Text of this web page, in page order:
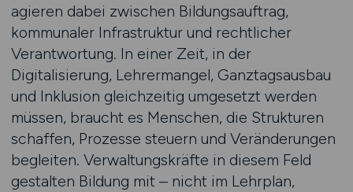
agieren dabei zwischen Bildungsauftrag,
kommunaler Infrastruktur und rechtlicher
Verantwortung. In einer Zeit, in der
Digitalisierung, Lehrermangel, Ganztagsausbau
und Inklusion gleichzeitig umgesetzt werden
müssen, braucht es Menschen, die Strukturen
schaffen, Prozesse steuern und Veränderungen
begleiten. Verwaltungskräfte in diesem Feld
gestalten Bildung mit – nicht im Lehrplan,